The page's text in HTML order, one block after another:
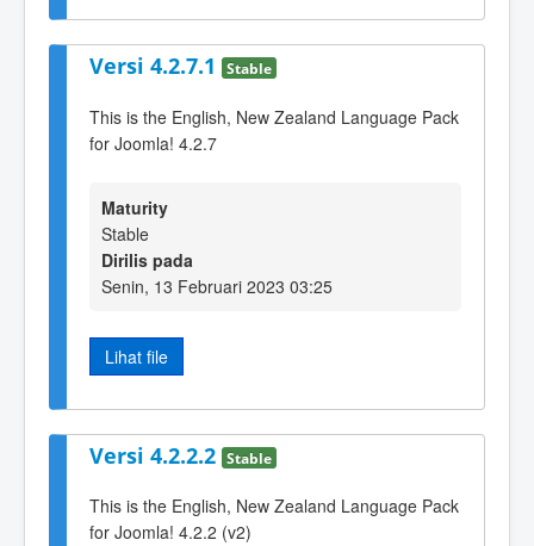
Versi 4.2.7.1 Stable
This is the English, New Zealand Language Pack
for Joomla! 4.2.7
Maturity
Stable
Dirilis pada
Senin, 13 Februari 2023 03:25
Lihat file
Versi 4.2.2.2 Stable
This is the English, New Zealand Language Pack
for Joomla! 4.2.2 (v2)